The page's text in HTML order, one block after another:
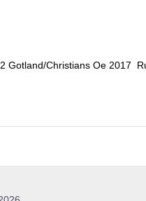
Christians Oe 2017